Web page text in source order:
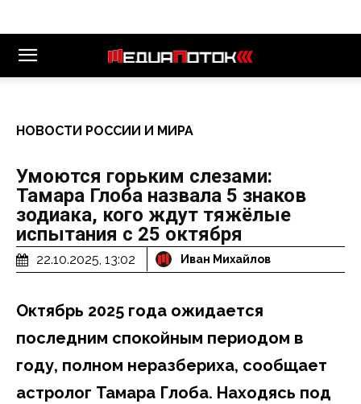
НОВОСТИ РОССИИ И МИРА
Умоются горьким слезами:
Тамара Глоба назвала 5 знаков
зодиака, кого ждут тяжёлые
испытания с 25 октября
22.10.2025, 13:02 Иван Михайлов
Октябрь 2025 года ожидается
последним спокойным периодом в
году, полном неразбериха, сообщает
астролог Тамара Глоба. Находясь под